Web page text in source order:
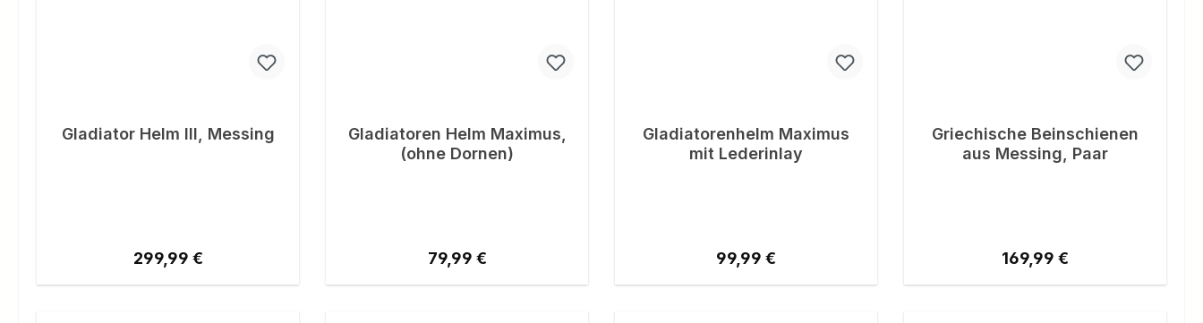
Gladiator Helm III, Messing
Regulärer Preis:
299,99 €
Gladiatoren Helm Maximus,
(ohne Dornen)
Regulärer Preis:
79,99 €
Gladiatorenhelm Maximus
mit Lederinlay
Regulärer Preis:
99,99 €
Griechische Beinschienen
aus Messing, Paar
Regulärer Preis:
169,99 €